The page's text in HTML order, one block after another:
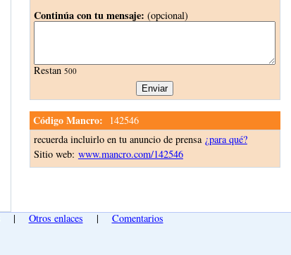
Continúa con tu mensaje: (opcional)
Restan 500
Código Mancro:
142546
recuerda incluirlo en tu anuncio de prensa ¿para qué?
Sitio web: www.mancro.com/142546
| Otros enlaces | Comentarios